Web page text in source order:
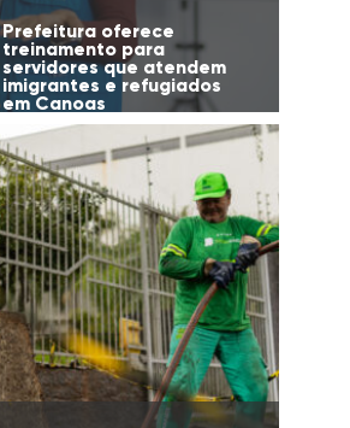
Prefeitura oferece
treinamento para
servidores que atendem
imigrantes e refugiados
em Canoas